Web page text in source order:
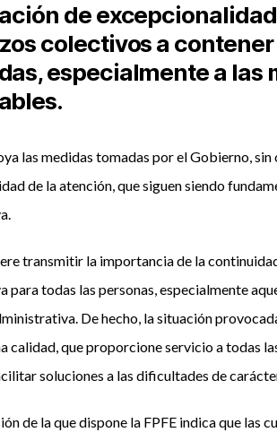
de
colectivos a
especialmente a las
las medidas tomadas por el Gobierno,
de la atención, que siguen siendo
transmitir la importancia de la
para todas las personas, especialmente
De hecho, la situación
calidad, que proporcione servicio a todas
soluciones a las dificultades de
de la que dispone la FPFE indica que las